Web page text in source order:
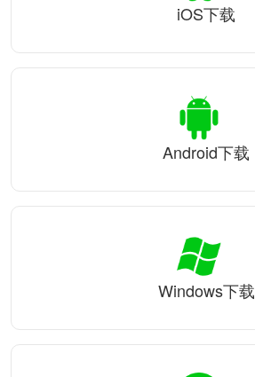
iOS下载
Android下载
Windows下载